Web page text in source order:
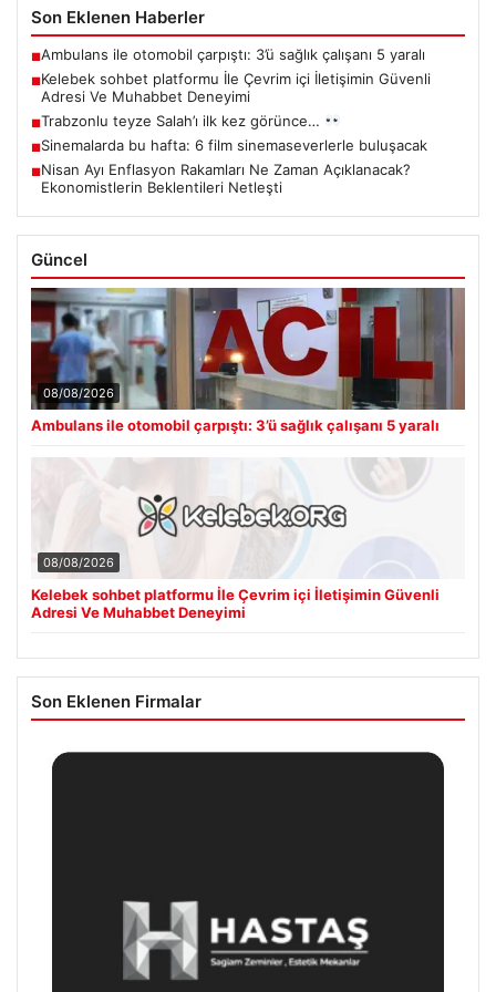
Son Eklenen Haberler
■Ambulans ile otomobil çarpıştı: 3’ü sağlık çalışanı 5 yaralı
■Kelebek sohbet platformu İle Çevrim içi İletişimin Güvenli
Adresi Ve Muhabbet Deneyimi
■Trabzonlu teyze Salah’ı ilk kez görünce…
■Sinemalarda bu hafta: 6 film sinemaseverlerle buluşacak
■Nisan Ayı Enflasyon Rakamları Ne Zaman Açıklanacak?
Ekonomistlerin Beklentileri Netleşti
Güncel
08/08/2026
Ambulans ile otomobil çarpıştı: 3’ü sağlık çalışanı 5 yaralı
08/08/2026
Kelebek sohbet platformu İle Çevrim içi İletişimin Güvenli
Adresi Ve Muhabbet Deneyimi
Son Eklenen Firmalar